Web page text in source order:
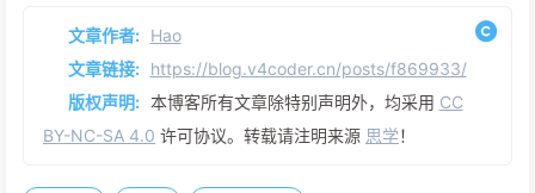
文章作者: Hao
文章链接: https://blog.v4coder.cn/posts/f869933/
版权声明: 本博客所有文章除特别声明外，均采用 CC
BY-NC-SA 4.0 许可协议。转载请注明来源 思学！